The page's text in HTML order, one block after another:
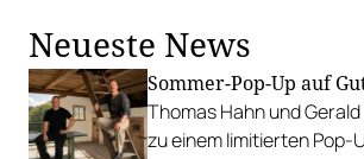
eine Vinothek.
Neueste News
Sommer-Pop-Up auf
Thomas Hahn und
zu einem limitierten Pop-